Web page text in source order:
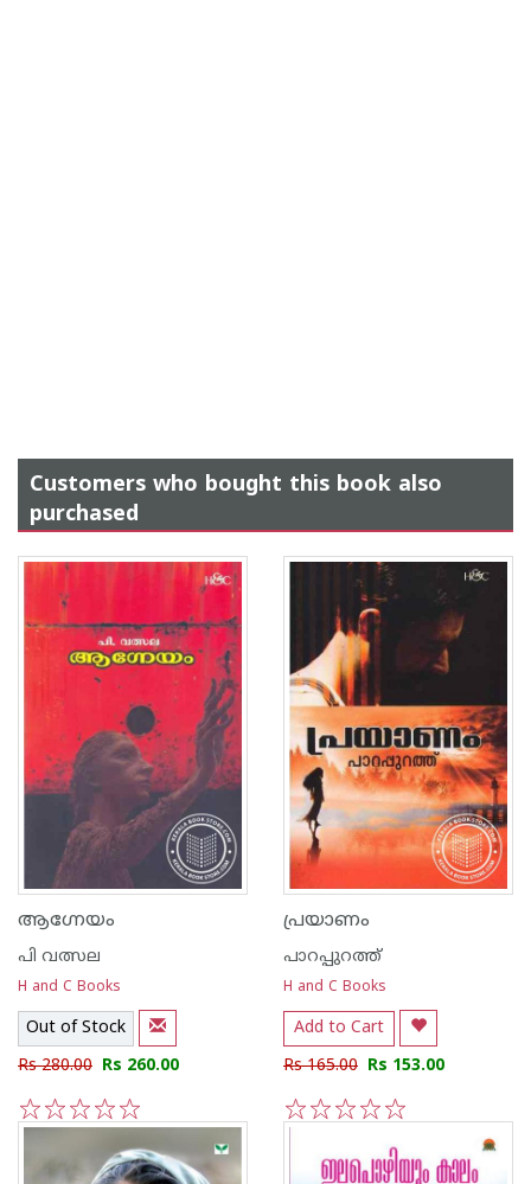
Customers who bought this book also
purchased
ആഗ്നേയം
പി വത്സല
H and C Books
Out of Stock
Rs 280.00 Rs 260.00
5
4
3
2
1
പ്രയാണം
പാറപ്പുറത്ത്‌
H and C Books
Add to Cart
Rs 165.00 Rs 153.00
1